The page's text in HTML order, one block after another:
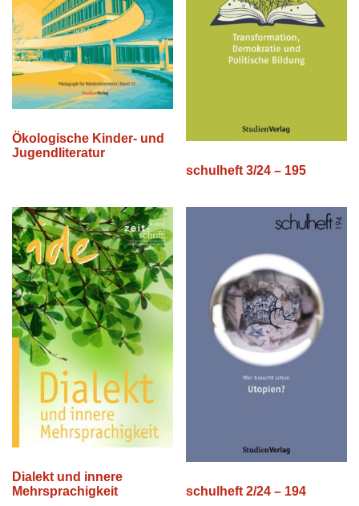
Ökologische Kinder- und
Jugendliteratur
schulheft 3/24 – 195
Dialekt und innere
Mehrsprachigkeit
schulheft 2/24 – 194